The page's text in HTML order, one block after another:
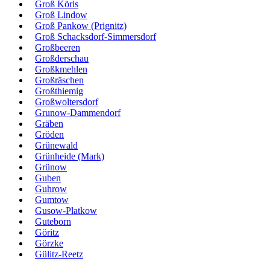
Groß Köris
Groß Lindow
Groß Pankow (Prignitz)
Groß Schacksdorf-Simmersdorf
Großbeeren
Großderschau
Großkmehlen
Großräschen
Großthiemig
Großwoltersdorf
Grunow-Dammendorf
Gräben
Gröden
Grünewald
Grünheide (Mark)
Grünow
Guben
Guhrow
Gumtow
Gusow-Platkow
Guteborn
Göritz
Görzke
Gülitz-Reetz